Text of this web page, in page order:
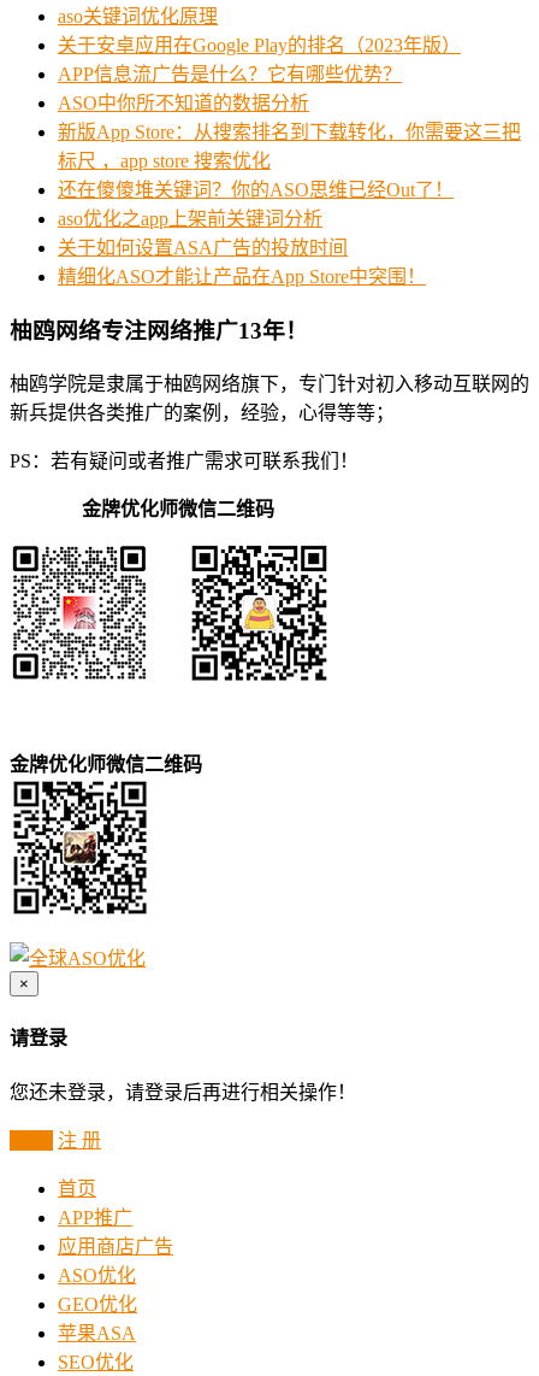
aso关键词优化原理
关于安卓应用在Google Play的排名（2023年版）
APP信息流广告是什么？它有哪些优势？
ASO中你所不知道的数据分析
新版App Store：从搜索排名到下载转化，你需要这三把
标尺 ，app store 搜索优化
还在傻傻堆关键词？你的ASO思维已经Out了！
aso优化之app上架前关键词分析
关于如何设置ASA广告的投放时间
精细化ASO才能让产品在App Store中突围！
柚鸥网络专注网络推广13年！
柚鸥学院是隶属于柚鸥网络旗下，专门针对初入移动互联网的
新兵提供各类推广的案例，经验，心得等等；
PS：若有疑问或者推广需求可联系我们！
金牌优化师微信二维码
金牌优化师微信二维码
×
请登录
您还未登录，请登录后再进行相关操作！
注 册
首页
APP推广
应用商店广告
ASO优化
GEO优化
苹果ASA
SEO优化